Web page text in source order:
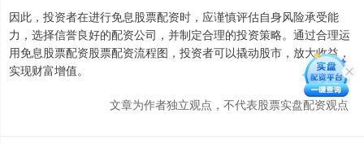
因此，投资者在进行免息股票配资时，应谨慎评估自身风险承受能
力，选择信誉良好的配资公司，并制定合理的投资策略。通过合理运
用免息股票配资股票配资流程图，投资者可以撬动股市，放大收益，
实现财富增值。
文章为作者独立观点，不代表股票实盘配资观点